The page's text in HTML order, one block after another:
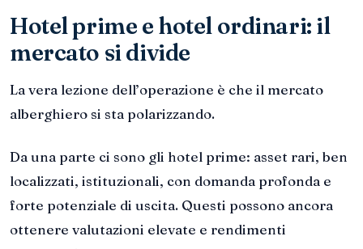
Hotel prime e hotel ordinari: il
mercato si divide
La vera lezione dell’operazione è che il mercato
alberghiero si sta polarizzando.
Da una parte ci sono gli hotel prime: asset rari, ben
localizzati, istituzionali, con domanda profonda e
forte potenziale di uscita. Questi possono ancora
ottenere valutazioni elevate e rendimenti